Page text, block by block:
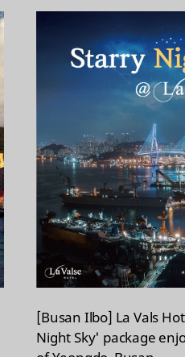
[Busan Ilbo] La Vals
Night Sky' package